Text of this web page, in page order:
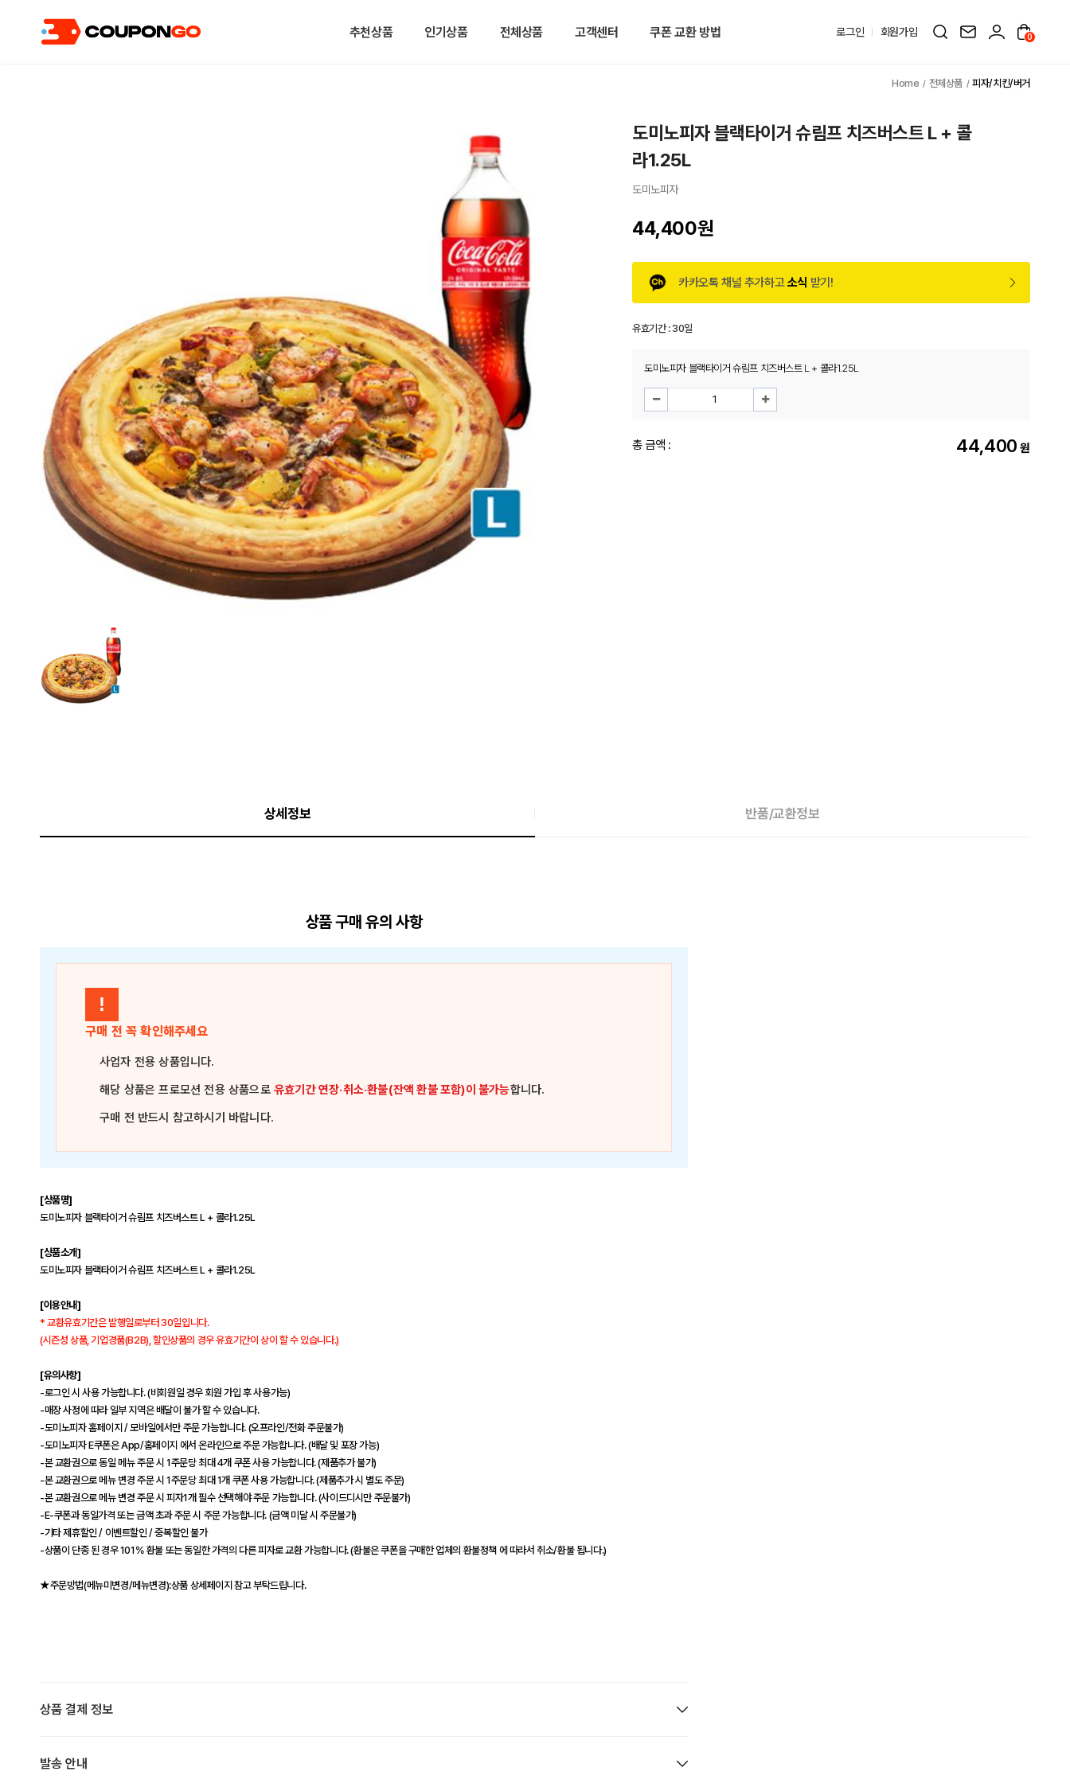
추천상품 인기상품 전체상품 고객센터 쿠폰 교환 방법 로그인 회원가입 0
전체상품 피자/치킨/버거
도미노피자 블랙타이거 슈림프 치즈버스트 L + 콜
라1.25L
도미노피자
44,400원
카카오톡 채널 추가하고소식 받기!
유효기간 :30일
도미노피자 블랙타이거 슈림프 치즈버스트 L + 콜라1.25L
총 금액 : 44,400 원
상세정보 반품/교환정보
상품 구매 유의 사항
!
구매 전 꼭 확인해주세요
사업자 전용 상품입니다.
해당 상품은프로모션 전용 상품으로유효기간 연장·취소·환불(잔액 환불 포함)이 불가능합니다.
구매 전 반드시 참고하시기 바랍니다.
[상품명]
도미노피자 블랙타이거 슈림프 치즈버스트 L + 콜라1.25L
[상품소개]
도미노피자 블랙타이거 슈림프 치즈버스트 L + 콜라1.25L
[이용안내]
* 교환유효기간은 발행일로부터 30일입니다.
(시즌성 상품, 기업경품(B2B), 할인상품의 경우 유효기간이 상이 할 수 있습니다.)
[유의사항]
-로그인 시 사용 가능합니다. (비회원일 경우 회원 가입 후 사용가능)
-매장 사정에 따라 일부 지역은 배달이 불가 할 수 있습니다.
-도미노피자 홈페이지 / 모바일에서만 주문 가능합니다. (오프라인/전화 주문불가)
-도미노피자 E쿠폰은 App/홈페이지 에서 온라인으로 주문 가능합니다. (배달 및 포장 가능)
-본 교환권으로 동일 메뉴 주문 시 1주문당 최대 4개 쿠폰 사용 가능합니다. (제품추가 불가)
-본 교환권으로 메뉴 변경 주문 시 1주문당 최대 1개 쿠폰 사용 가능합니다. (제품추가 시 별도 주문)
-본 교환권으로 메뉴 변경 주문 시 피자1개 필수 선택해야 주문 가능합니다. (사이드디시만 주문불가)
-E-쿠폰과 동일가격 또는 금액 초과 주문 시 주문 가능합니다. (금액 미달 시 주문불가)
-기타 제휴할인 / 이벤트할인 / 중복할인 불가
-상품이 단종 된 경우 101% 환불 또는 동일한 가격의 다른 피자로 교환 가능합니다. (환불은 쿠폰을 구매한 업체의 환불정책 에 따라서 취소/환불 됩니다.)
★주문방법(메뉴미변경/메뉴변경):상품 상세페이지 참고 부탁드립니다.
상품 결제 정보
발송 안내